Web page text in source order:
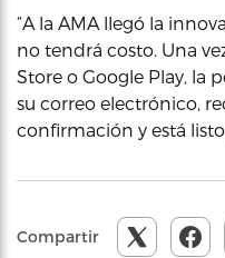
“A la AMA llegó la
no tendrá costo. Una
Store o Google Play, la
su correo electrónico,
confirmación y está listo
Compartir